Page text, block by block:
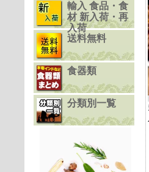
輸入 食品・食
材 新入荷・再
入荷
送料無料
食器類
分類別一覧